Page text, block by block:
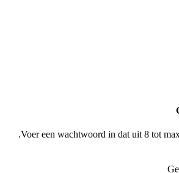
Voer een wachtwoord in dat uit 8 tot